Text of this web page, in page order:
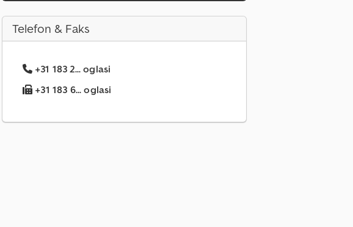
Telefon & Faks
+31 183 2... oglasi
+31 183 6... oglasi